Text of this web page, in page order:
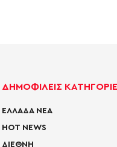
ΔΗΜΟΦΙΛΕΙΣ
ΕΛΛΑΔΑ ΝΕΑ
HOT NEWS
ΔΙΕΘΝΗ